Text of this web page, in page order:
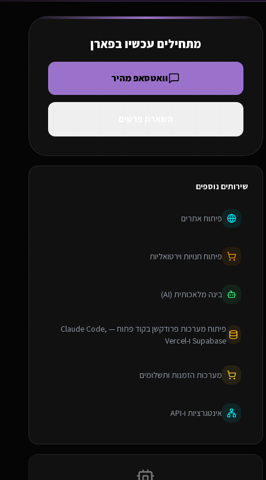
מתחילים עכשיו בפארן
וואטסאפ מהיר
שירותים נוספים
פיתוח אתרים
פיתוח חנויות וירטואליות
בינה מלאכותית (AI)
פיתוח מערכות פרודקשן בקוד פתוח — Claude Code,
Supabase ו-Vercel
מערכות הזמנות ותשלומים
אינטגרציות ו-API